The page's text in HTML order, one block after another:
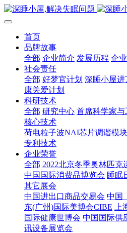
首页
品牌故事
全部 企业简介 发展历程 企
社会责任
全部 好梦官计划 深睡小屋进
康关爱计划
科研技术
全部 研究中心 首席科学家与
核心技术
荷电粒子波NAI芯片调谐模块
专利技术
企业荣誉
全部 2022北京冬季奥林匹克
中国国际消费品博览会 睡眠
其它展会
中国进出口商品交易会 中国
东(广州)国际美博会CIBE
国际健康世博会 中国国际供
讯设备展览会